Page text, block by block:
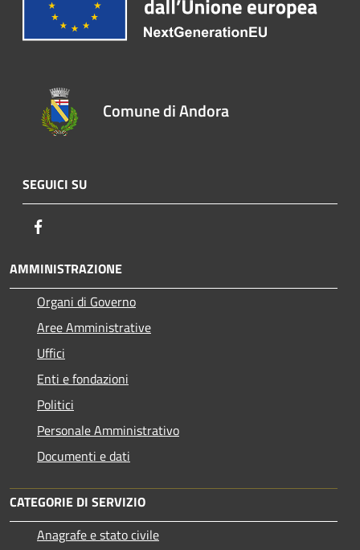
Comune di Andora
SEGUICI SU
AMMINISTRAZIONE
Organi di Governo
Aree Amministrative
Uffici
Enti e fondazioni
Politici
Personale Amministrativo
Documenti e dati
CATEGORIE DI SERVIZIO
Anagrafe e stato civile